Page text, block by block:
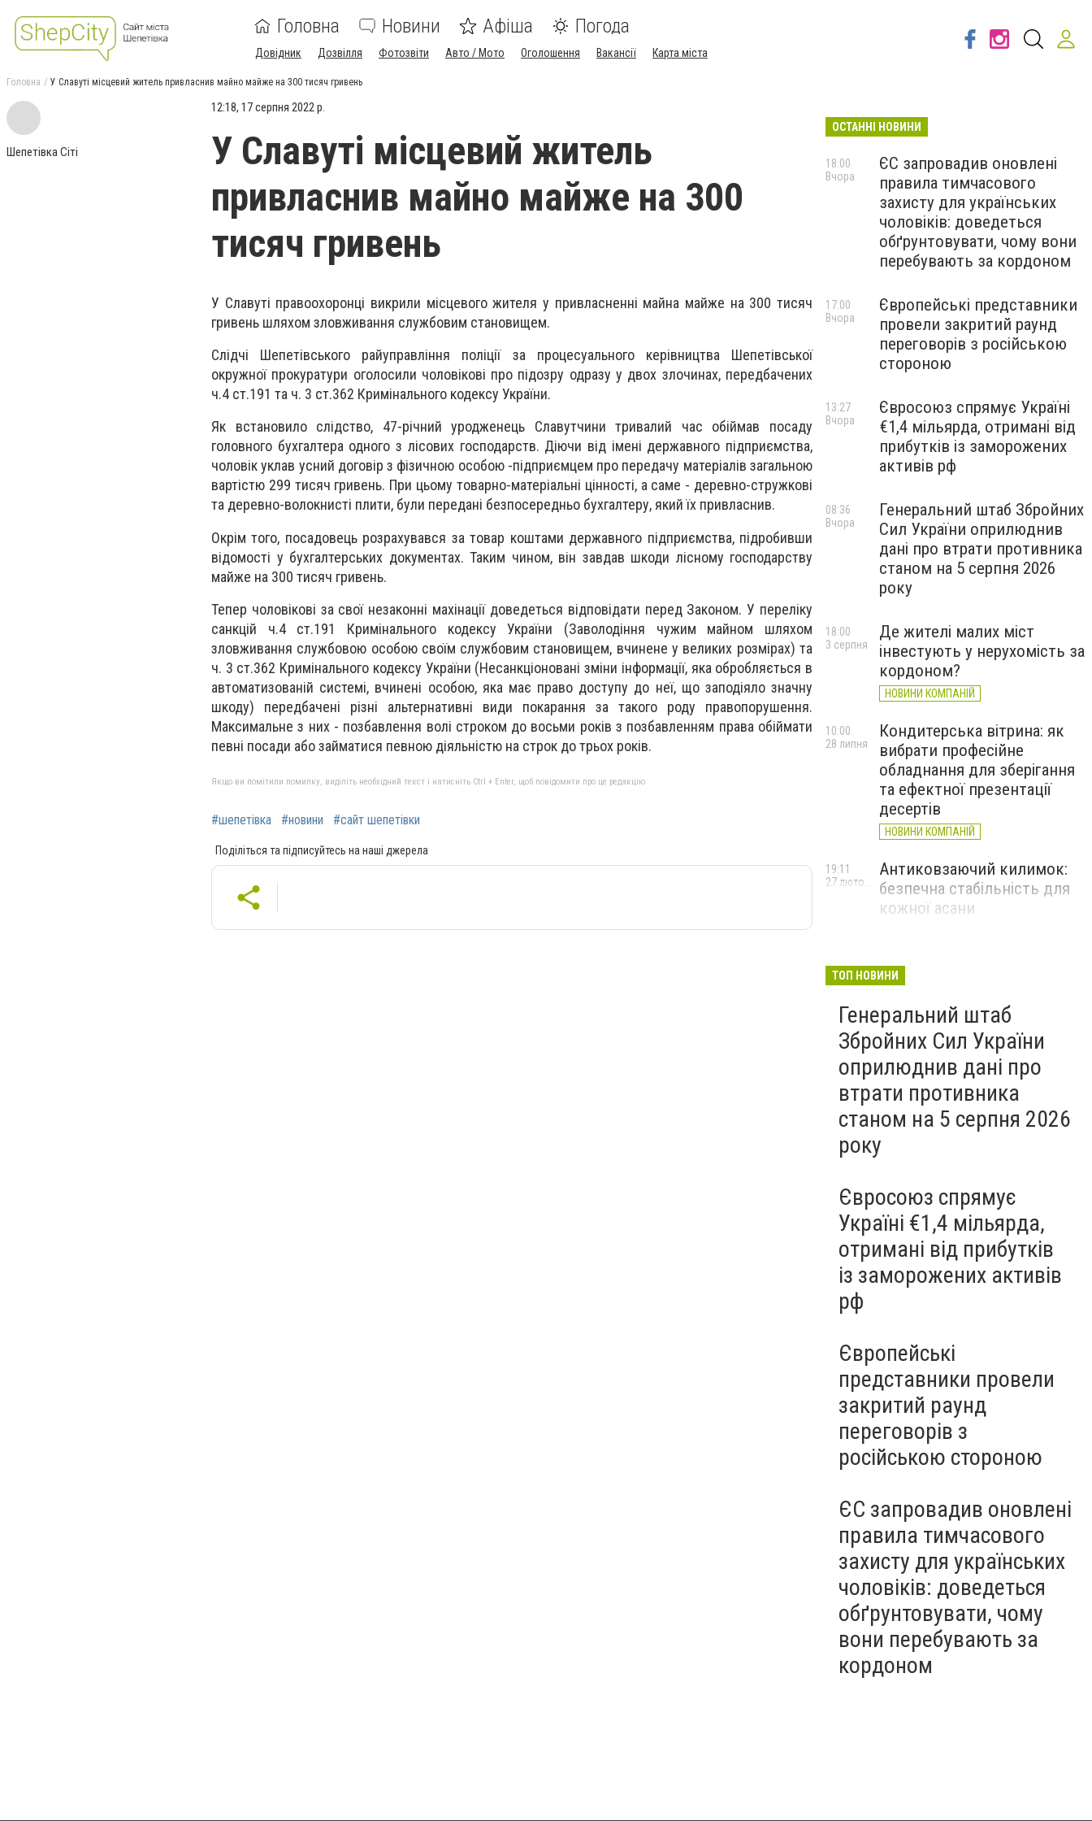
Головна Новини Афіша Погода
Довідник Дозвілля Фотозвіти Авто / Мото Оголошення Вакансії Карта міста
Головна У Славуті місцевий житель привласнив майно майже на 300 тисяч гривень
Шепетівка Сіті
12:18, 17 серпня 2022 р.
У Славуті місцевий житель
привласнив майно майже на 300
тисяч гривень
У Славуті правоохоронці викрили місцевого жителя у привласненні майна майже на 300 тисяч
гривень шляхом зловживання службовим становищем.
Слідчі Шепетівського райуправління поліції за процесуального керівництва Шепетівської
окружної прокуратури оголосили чоловікові про підозру одразу у двох злочинах, передбачених
ч.4 ст.191 та ч. 3 ст.362 Кримінального кодексу України.
Як встановило слідство, 47-річний уродженець Славутчини тривалий час обіймав посаду
головного бухгалтера одного з лісових господарств. Діючи від імені державного підприємства,
чоловік уклав усний договір з фізичною особою -підприємцем про передачу матеріалів загальною
вартістю 299 тисяч гривень. При цьому товарно-матеріальні цінності, а саме - деревно-стружкові
та деревно-волокнисті плити, були передані безпосередньо бухгалтеру, який їх привласнив.
Окрім того, посадовець розрахувався за товар коштами державного підприємства, підробивши
відомості у бухгалтерських документах. Таким чином, він завдав шкоди лісному господарству
майже на 300 тисяч гривень.
Тепер чоловікові за свої незаконні махінації доведеться відповідати перед Законом. У переліку
санкцій ч.4 ст.191 Кримінального кодексу України (Заволодіння чужим майном шляхом
зловживання службовою особою своїм службовим становищем, вчинене у великих розмірах) та
ч. 3 ст.362 Кримінального кодексу України (Несанкціоновані зміни інформації, яка обробляється в
автоматизованій системі, вчинені особою, яка має право доступу до неї, що заподіяло значну
шкоду) передбачені різні альтернативні види покарання за такого роду правопорушення.
Максимальне з них - позбавлення волі строком до восьми років з позбавленням права обіймати
певні посади або займатися певною діяльністю на строк до трьох років.
Якщо ви помітили помилку, виділіть необхідний текст і натисніть Ctrl + Enter, щоб повідомити про це редакцію
#шепетівка #новини #сайт шепетівки
Поділіться та підписуйтесь на наші джерела
ОСТАННІ НОВИНИ
ЄС запровадив оновлені
правила тимчасового
захисту для українських
чоловіків: доведеться
обґрунтовувати, чому вони
перебувають за кордоном
18:00
Вчора
Європейські представники
провели закритий раунд
переговорів з російською
стороною
17:00
Вчора
Євросоюз спрямує Україні
€1,4 мільярда, отримані від
прибутків із заморожених
активів рф
13:27
Вчора
Генеральний штаб Збройних
Сил України оприлюднив
дані про втрати противника
станом на 5 серпня 2026
року
08:36
Вчора
Де жителі малих міст
інвестують у нерухомість за
кордоном?
НОВИНИ КОМПАНІЙ
18:00
3 серпня
Кондитерська вітрина: як
вибрати професійне
обладнання для зберігання
та ефектної презентації
десертів
НОВИНИ КОМПАНІЙ
10:00
28 липня
Антиковзаючий килимок:
безпечна стабільність для
кожної асани
19:11
Велика Британія оголосила
про новий пакет військової
та гуманітарної допомоги
Україні
17:20
24 лютого
ТОП НОВИНИ
Генеральний штаб
Збройних Сил України
оприлюднив дані про
втрати противника
станом на 5 серпня 2026
року
Євросоюз спрямує
Україні €1,4 мільярда,
отримані від прибутків
із заморожених активів
рф
Європейські
представники провели
закритий раунд
переговорів з
російською стороною
ЄС запровадив оновлені
правила тимчасового
захисту для українських
чоловіків: доведеться
обґрунтовувати, чому
вони перебувають за
кордоном